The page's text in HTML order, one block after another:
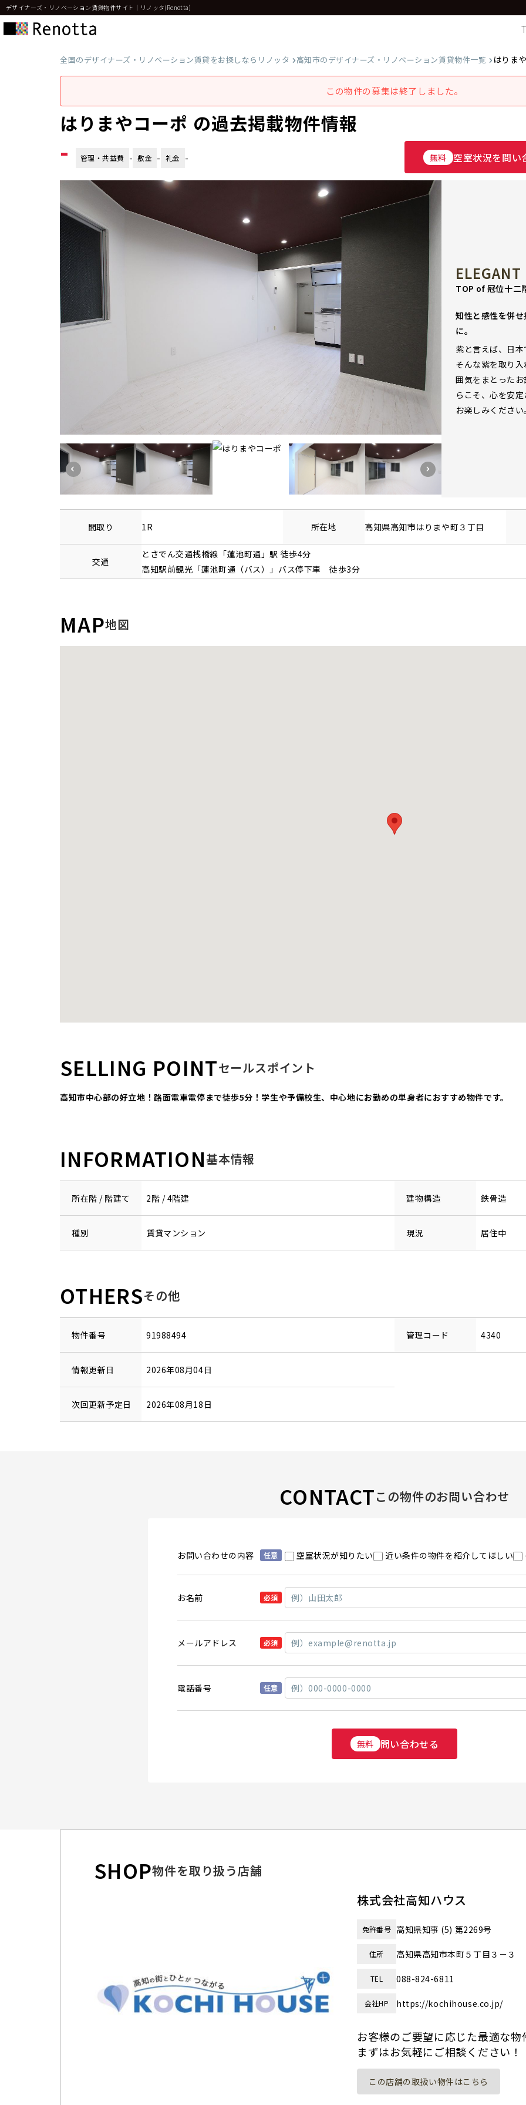
デザイナーズ・リノベーション賃貸物件サイト｜リノッタ(Renotta)
全国のデザイナーズ・リノベーション賃貸をお探しならリノッタ 高知市のデザイナーズ・リノベーション賃貸物件一覧 はりま
この物件の募集は終了しました。
はりまやコーポ の過去掲載物件情報
- 管理・共益費 - 敷金 - 礼金 - 無料 空室状況を問い
TOP of 冠位十二
知性と感性を併
に。
紫と言えば、日
そんな紫を取り
囲気をまとった
らこそ、心を安
お楽しみくださ
間取り 1R 所在地 高知県高知市はりまや町 ３丁目
交通
とさでん交通桟橋線 「蓮池町通 」駅 徒歩4分
高知駅前観光「蓮池町通（バス）」バス停下車 徒歩3分
MAP地図
SELLING POINTセールスポイント
高知市中心部の好立地！路面電車電停まで徒歩5分！学生や予備校生、中心地にお勤めの単身者におすすめ物件です。
INFORMATION基本情報
所在階 / 階建て 2階 / 4階建 建物構造 鉄骨造
種別 賃貸マンション 現況 居住中
OTHERSその他
物件番号 91988494 管理コード 4340
情報更新日 2026年08月04日
次回更新予定日 2026年08月18日
CONTACTこの物件のお問い合わせ
お問い合わせの内容 任意 空室状況が知りたい 近い条件の物件を紹介してほしい
お名前 必須
メールアドレス 必須
電話番号 任意
無料 問い合わせる
SHOP物件を取り扱う店舗
株式会社高知ハウス
免許番号 高知県知事 (5) 第2269号
住所 高知県高知市本町５丁目３－３
TEL 088-824-6811
会社HP https://kochihouse.co.jp/
お客様のご要望に応じた最適な
まずはお気軽にご相談ください！
この店舗の取扱い物件はこちら